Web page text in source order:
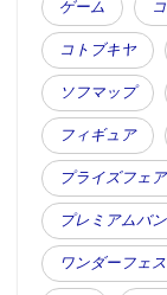
ゲーム
コトブキヤ
ソフマップ
フィギュア
プライズフェア
プレミアムバ
ワンダーフェ